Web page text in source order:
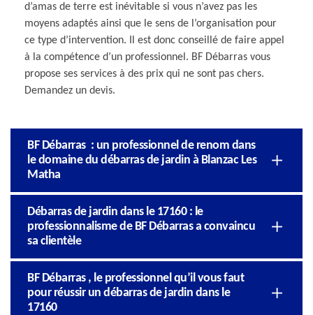
d’amas de terre est inévitable si vous n’avez pas les
moyens adaptés ainsi que le sens de l’organisation pour
ce type d’intervention. Il est donc conseillé de faire appel
à la compétence d’un professionnel. BF Débarras vous
propose ses services à des prix qui ne sont pas chers.
Demandez un devis.
BF Débarras : un professionnel de renom dans
le domaine du débarras de jardin à Blanzac Les
Matha
Débarras de jardin dans le 17160 : le
professionnalisme de BF Débarras a convaincu
sa clientèle
BF Débarras , le professionnel qu’il vous faut
pour réussir un débarras de jardin dans le
17160